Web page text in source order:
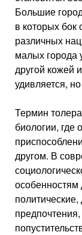
Большие
в которых бок
различных
малых города
другой кожей
удивляется,
Термин
биологии, где
другом. В
особенностям